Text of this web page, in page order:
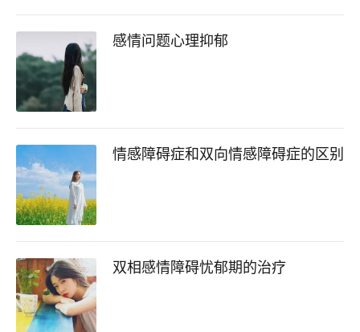
感情问题心理抑郁
情感障碍症和双向情感障碍症的区别
双相感情障碍忧郁期的治疗